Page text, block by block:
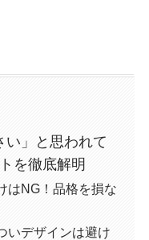
い」と思われて
を徹底解明
はNG！品格を損な
いデザインは避け